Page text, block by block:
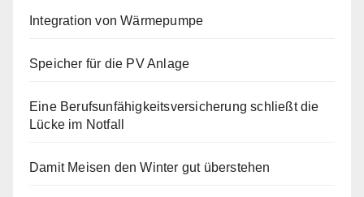
Integration von Wärmepumpe
Speicher für die PV Anlage
Eine Berufsunfähigkeitsversicherung schließt die
Lücke im Notfall
Damit Meisen den Winter gut überstehen